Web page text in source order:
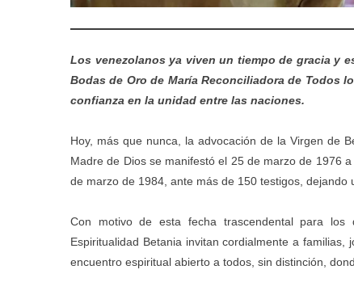
Los venezolanos ya viven un tiempo de gracia y
Bodas de Oro de María Reconciliadora de Todos
confianza en la unidad entre las naciones.
Hoy, más que nunca, la advocación de la Virgen de
Madre de Dios se manifestó el 25 de marzo de 1976
de marzo de 1984, ante más de 150 testigos,
Con motivo de esta fecha trascendental para los
Espiritualidad Betania invitan cordialmente a
encuentro espiritual abierto a todos, sin distinción,